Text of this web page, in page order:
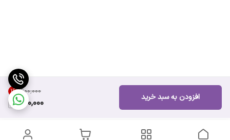
۶۰۰٬۰۰۰ 16%
500,000 افزودن به سبد خرید